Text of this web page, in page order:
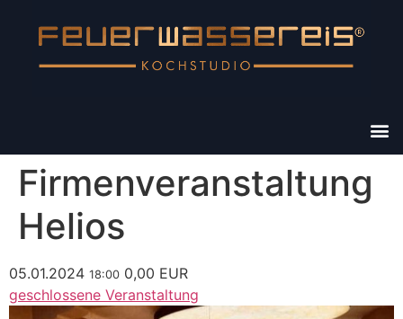
Firmenveranstaltung
Helios
05.01.2024 18:00 0,00 EUR
geschlossene Veranstaltung